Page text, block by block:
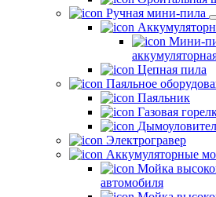
Ручная мини-пила
Мини-
Цепная пила
Паяльное
Паяльник
Газовая
Электрогравер
Аккумуляторные
Мойка
автомобиля